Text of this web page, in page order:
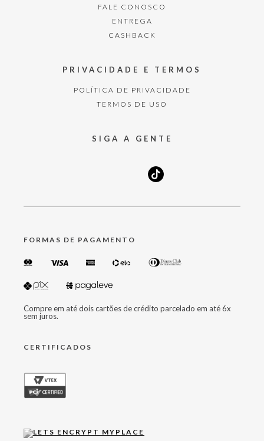
FALE CONOSCO
ENTREGA
CASHBACK
PRIVACIDADE E TERMOS
POLÍTICA DE PRIVACIDADE
TERMOS DE USO
SIGA A GENTE
FORMAS DE PAGAMENTO
Compre em até dois cartões de crédito parcelado em até 6x
sem juros.
CERTIFICADOS